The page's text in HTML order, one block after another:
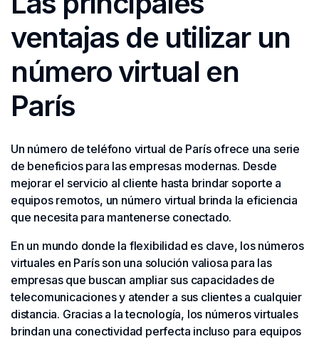
ventajas de utilizar un
número virtual en
París
Un número de teléfono virtual de París ofrece una serie
de beneficios para las empresas modernas. Desde
mejorar el servicio al cliente hasta brindar soporte a
equipos remotos, un número virtual brinda la eficiencia
que necesita para mantenerse conectado.
En un mundo donde la flexibilidad es clave, los números
virtuales en París son una solución valiosa para las
empresas que buscan ampliar sus capacidades de
telecomunicaciones y atender a sus clientes a cualquier
distancia. Gracias a la tecnología, los números virtuales
brindan una conectividad perfecta incluso para equipos